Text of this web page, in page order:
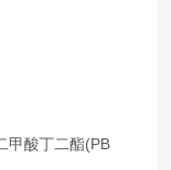
酸丁二酯(PB